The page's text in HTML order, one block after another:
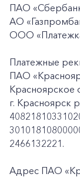
ПАО
АО
ООО
Платежные
ПАО
г. Красноярск
2466132221.
Адрес ПАО